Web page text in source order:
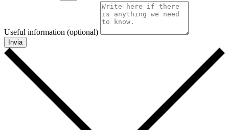
Useful information (optional)
Invia